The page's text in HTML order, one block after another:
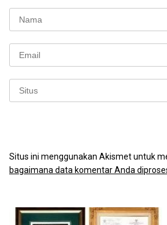
Situs ini menggunakan Akismet untuk
bagaimana data komentar Anda